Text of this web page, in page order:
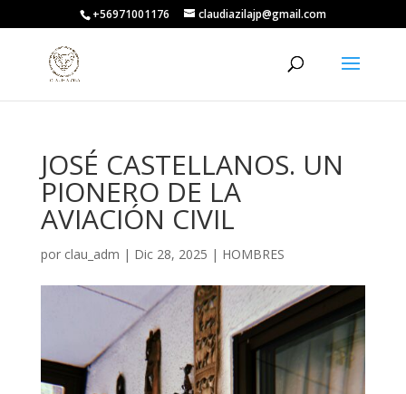
+56971001176 claudiazilajp@gmail.com
JOSÉ CASTELLANOS. UN
PIONERO DE LA
AVIACIÓN CIVIL
por clau_adm | Dic 28, 2025 | HOMBRES